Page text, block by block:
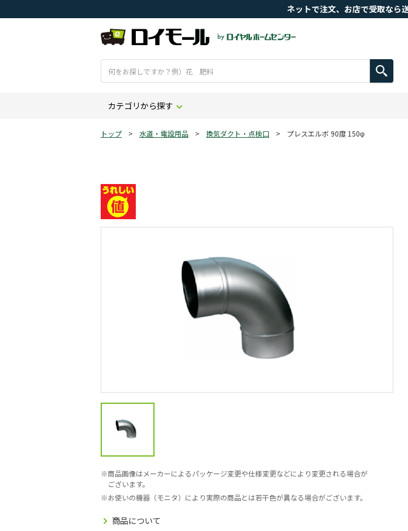
ネットで注文、お店で受取なら
カテゴリから探す
トップ > 水道・電設用品 > 換気ダクト・点検口 > プレスエルボ 90度 150φ
商品画像はメーカーによるパッケージ変更や仕様変更などにより変更される場合が
ございます。
お使いの機器（モニタ）により実際の商品とは若干色が異なる場合がございます。
商品について